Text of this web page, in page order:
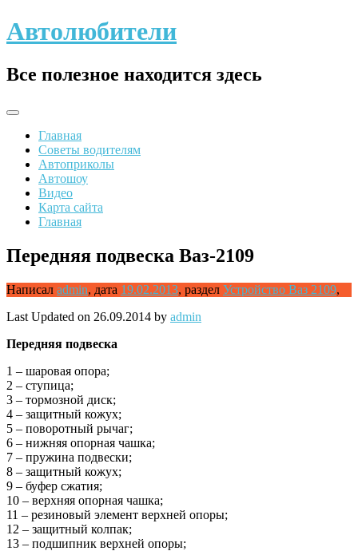
Skip
to
Автолюбители
Все полезное находится здесь
Главная
Советы водителям
Автоприколы
Автошоу
Видео
Карта сайта
Главная
Передняя подвеска Ваз-2109
Написал admin, дата 19.02.2013, раздел Устройство Ваз 2109,
Last Updated on 26.09.2014 by admin
Передняя подвеска
1 – шаровая опора;
2 – ступица;
3 – тормозной диск;
4 – защитный кожух;
5 – поворотный рычаг;
6 – нижняя опорная чашка;
7 – пружина подвески;
8 – защитный кожух;
9 – буфер сжатия;
10 – верхняя опорная чашка;
11 – резиновый элемент верхней опоры;
12 – защитный колпак;
13 – подшипник верхней опоры;